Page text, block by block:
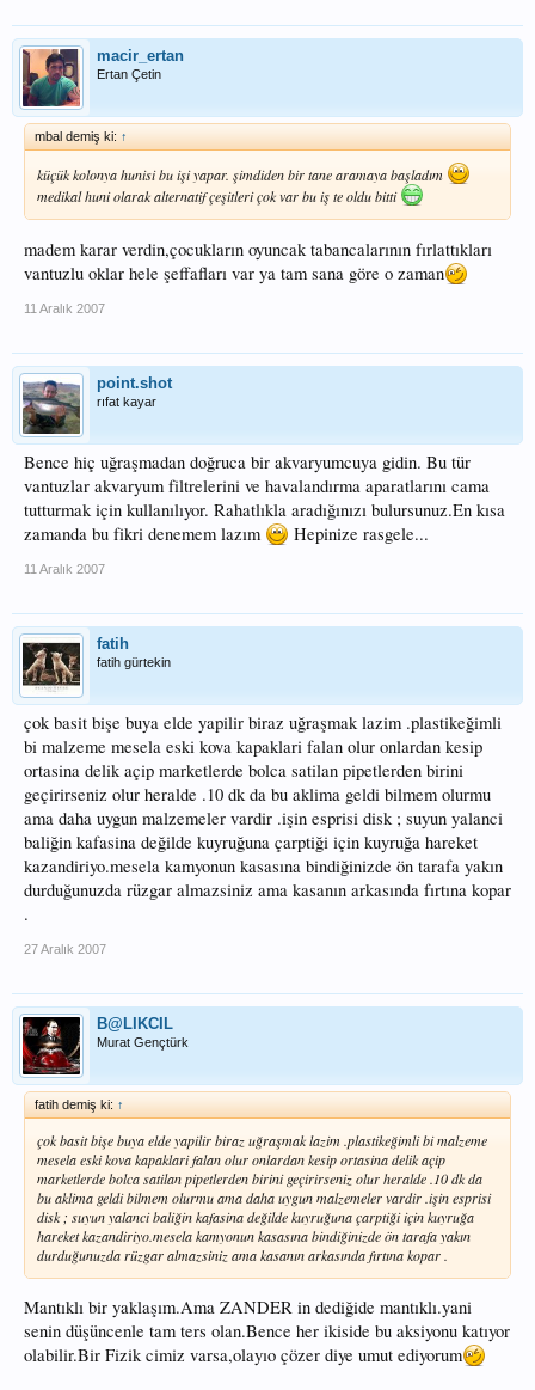
macir_ertan
Ertan Çetin
mbal demiş ki: ↑
küçük kolonya hunisi bu işi yapar. şimdiden bir tane aramaya başladım
medikal huni olarak alternatif çeşitleri çok var bu iş te oldu bitti
madem karar verdin,çocukların oyuncak tabancalarının fırlattıkları
vantuzlu oklar hele şeffafları var ya tam sana göre o zaman
11 Aralık 2007
point.shot
rıfat kayar
Bence hiç uğraşmadan doğruca bir akvaryumcuya gidin. Bu tür
vantuzlar akvaryum filtrelerini ve havalandırma aparatlarını cama
tutturmak için kullanılıyor. Rahatlıkla aradığınızı bulursunuz.En kısa
zamanda bu fikri denemem lazım
Hepinize rasgele...
11 Aralık 2007
fatih
fatih gürtekin
çok basit bişe buya elde yapilir biraz uğraşmak lazim .plastikeğimli
bi malzeme mesela eski kova kapaklari falan olur onlardan kesip
ortasina delik açip marketlerde bolca satilan pipetlerden birini
geçirirseniz olur heralde .10 dk da bu aklima geldi bilmem olurmu
ama daha uygun malzemeler vardir .işin esprisi disk ; suyun yalanci
baliğin kafasina değilde kuyruğuna çarptiği için kuyruğa hareket
kazandiriyo.mesela kamyonun kasasına bindiğinizde ön tarafa yakın
durduğunuzda rüzgar almazsiniz ama kasanın arkasında fırtına kopar
.
27 Aralık 2007
B@LIKCIL
Murat Gençtürk
fatih demiş ki: ↑
çok basit bişe buya elde yapilir biraz uğraşmak lazim .plastikeğimli bi malzeme
mesela eski kova kapaklari falan olur onlardan kesip ortasina delik açip
marketlerde bolca satilan pipetlerden birini geçirirseniz olur heralde .10 dk da
bu aklima geldi bilmem olurmu ama daha uygun malzemeler vardir .işin esprisi
disk ; suyun yalanci baliğin kafasina değilde kuyruğuna çarptiği için kuyruğa
hareket kazandiriyo.mesela kamyonun kasasına bindiğinizde ön tarafa yakın
durduğunuzda rüzgar almazsiniz ama kasanın arkasında fırtına kopar .
Mantıklı bir yaklaşım.Ama ZANDER in dediğide mantıklı.yani
senin düşüncenle tam ters olan.Bence her ikiside bu aksiyonu katıyor
olabilir.Bir Fizik cimiz varsa,olayıo çözer diye umut ediyorum